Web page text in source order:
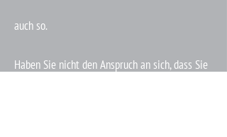
auch so.
Haben Sie nicht den Anspruch an sich, dass Sie